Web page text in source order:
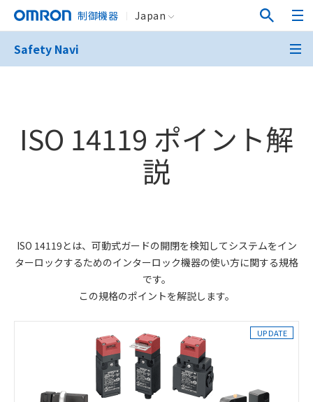
制御機器 Japan
Safety Navi
ISO 14119 ポイント解
説
ISO 14119とは、可動式ガードの開閉を検知してシステムをイン
ターロックするためのインターロック機器の使い方に関する規格
です。
この規格のポイントを解説します。